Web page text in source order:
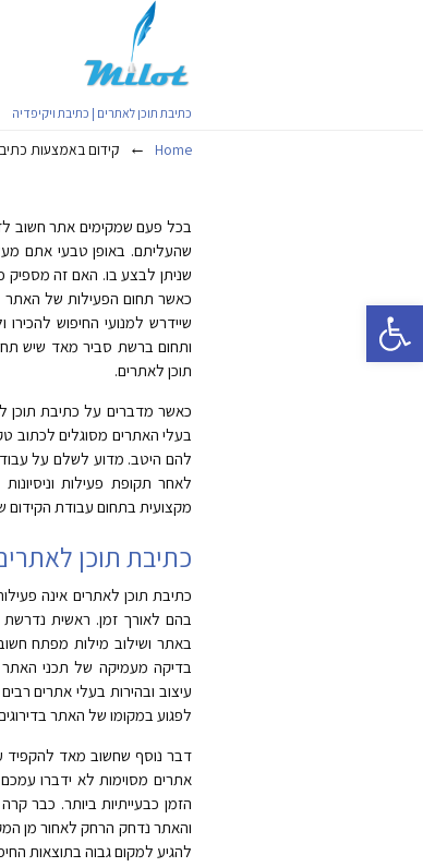
פתח סרגל נגישות
כתיבת תוכן לאתרים | כתיבת ויקיפדיה
Home
← קידום באמצעות
בכל פעם שמקימים אתר חשוב
שהעליתם. באופן טבעי אתם
שניתן לבצע בו. האם זה מספיק
כאשר תחום הפעילות של האתר
שיידרש למנועי החיפוש
ותחום ברשת סביר מאד שיש
תוכן לאתרים.
כאשר מדברים על כתיבת תוכן
בעלי האתרים מסוגלים לכתוב
להם היטב. מדוע לשלם על
לאחר תקופת פעילות
מקצועית בתחום עבודת הקידום
כתיבת תוכן
כתיבת תוכן לאתרים אינה
בהם לאורך זמן. ראשית נדרשת
באתר ושילוב מילות מפתח
בדיקה מעמיקה של תכני האתר
עיצוב ובהירות בעלי אתרים
לפגוע במקומו של האתר
דבר נוסף שחשוב מאד להקפיד
אתרים מסוימות לא ידברו עמכם
הזמן כבעייתיות ביותר. כבר
והאתר נדחק הרחק לאחור מן
להגיע למקום גבוה בתוצאות